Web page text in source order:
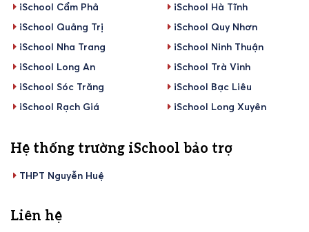
iSchool Cẩm Phả
iSchool Hà Tĩnh
iSchool Quảng Trị
iSchool Quy Nhơn
iSchool Nha Trang
iSchool Ninh Thuận
iSchool Long An
iSchool Trà Vinh
iSchool Sóc Trăng
iSchool Bạc Liêu
iSchool Rạch Giá
iSchool Long Xuyên
Hệ thống trường iSchool bảo trợ
THPT Nguyễn Huệ
Liên hệ